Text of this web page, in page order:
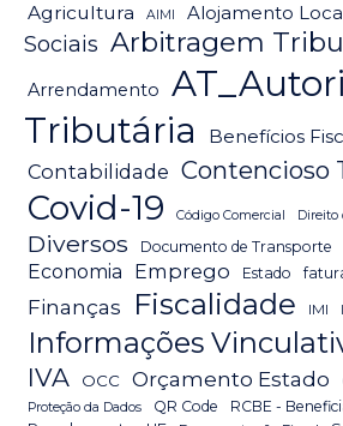
Agricultura AIMI Alojamento Local
Sociais Arbitragem
Arrendamento
Tributária
Benefícios
Contabilidade Contencioso
Covid-19 Código Comercial Direito
Diversos Documento de Transporte
Economia Emprego Estado
Finanças Fiscalidade IMI
Informações
IVA OCC Orçamento Estado
Proteção da Dados QR Code
RCBE -